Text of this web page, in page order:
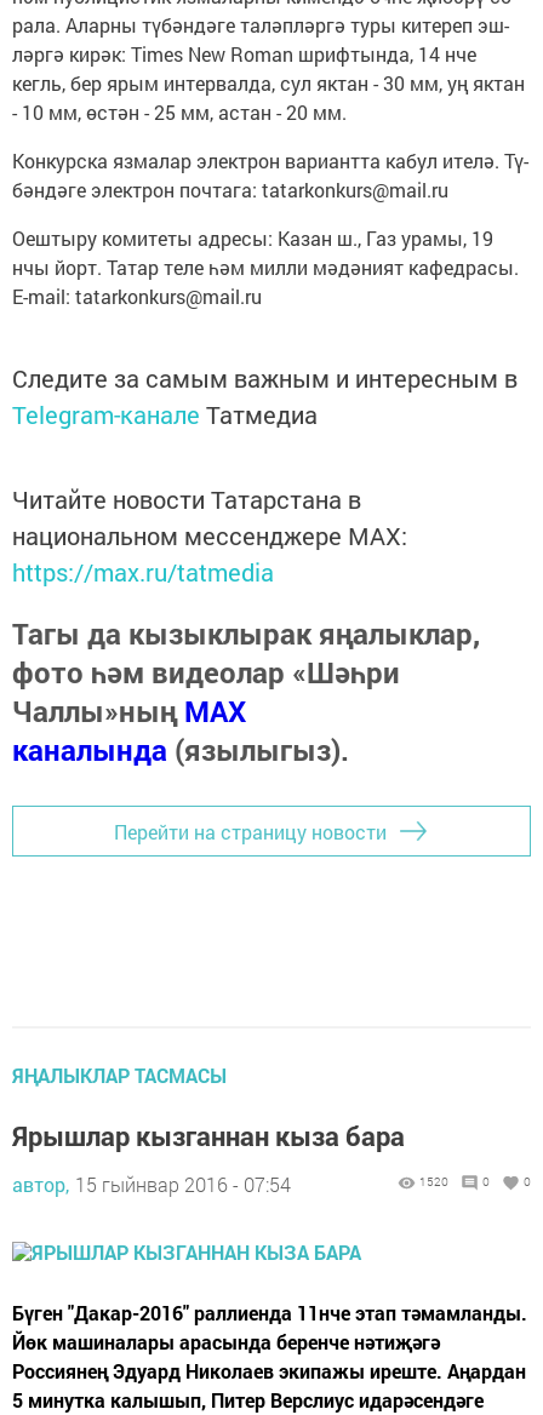
ра­ла. Алар­ны тү­бән­дә­ге та­ләп­ләр­гә ту­ры ки­те­реп эш­
ләр­гә ки­рәк: Times New Roman шриф­тын­да, 14 нче
кегль, бер ярым ин­тер­вал­да, сул як­тан - 30 мм, уң як­тан
- 10 мм, өс­тән - 25 мм, ас­тан - 20 мм.
Кон­курс­ка яз­ма­лар элек­трон ва­ри­ант­та ка­бул ите­лә. Тү­
бән­дә­ге элек­трон поч­та­га: tatarkonkurs@mail.ru
Оеш­ты­ру ко­ми­те­ты ад­ре­сы: Ка­зан ш., Газ ура­мы, 19
нчы йорт. Та­тар те­ле һәм мил­ли мә­дә­ни­ят ка­фед­ра­сы.
E-mail: tatarkonkurs@mail.ru
Следите за самым важным и интересным в
Telegram-канале Татмедиа
Читайте новости Татарстана в
национальном мессенджере MАХ:
https://max.ru/tatmedia
Тагы да кызыклырак яңалыклар,
фото һәм видеолар «Шәһри
Чаллы»ныңMAX
каналында (язылыгыз).
Перейти на страницу новости
ЯҢАЛЫКЛАР ТАСМАСЫ
Ярышлар кызганнан кыза бара
автор, 15 гыйнвар 2016 - 07:54 1520 0 0
Бүген "Дакар-2016" раллиенда 11нче этап тәмамланды.
Йөк машиналары арасында беренче нәтиҗәгә
Россиянең Эдуард Николаев экипажы иреште. Аңардан
5 минутка калышып, Питер Верслиус идарәсендәге